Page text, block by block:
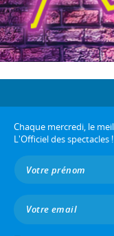
Chaque mercredi, le
L'Officiel des spectacles !